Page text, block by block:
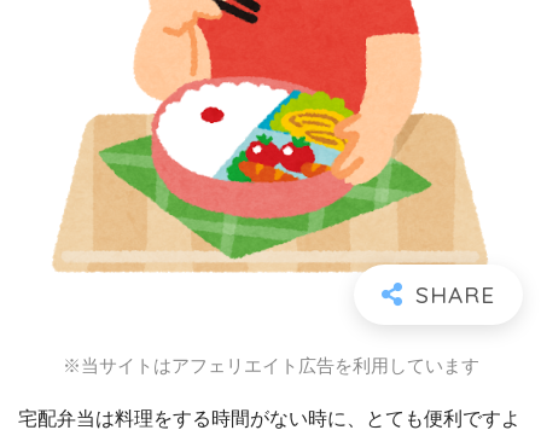
※当サイトはアフェリエイト広告を利用しています
宅配弁当は料理をする時間がない時に、とても便利ですよ